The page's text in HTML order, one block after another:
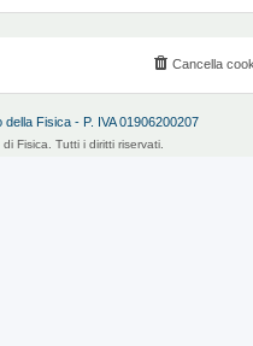
Cancella
Fisica - P. IVA 01906200207
Fisica. Tutti i diritti riservati.